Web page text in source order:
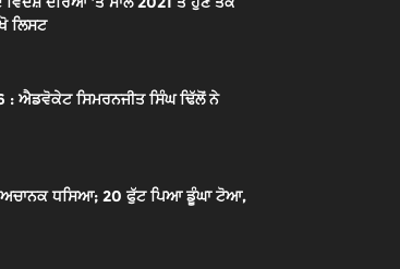
ਲਿਸਟ
ਐਡਵੋਕੇਟ ਸਿਮਰਨਜੀਤ ਸਿੰਘ ਢਿੱਲੋਂ ਨੇ
ਅਚਾਨਕ ਧਸਿਆ; 20 ਫੁੱਟ ਪਿਆ ਡੂੰਘਾ ਟੋਆ,